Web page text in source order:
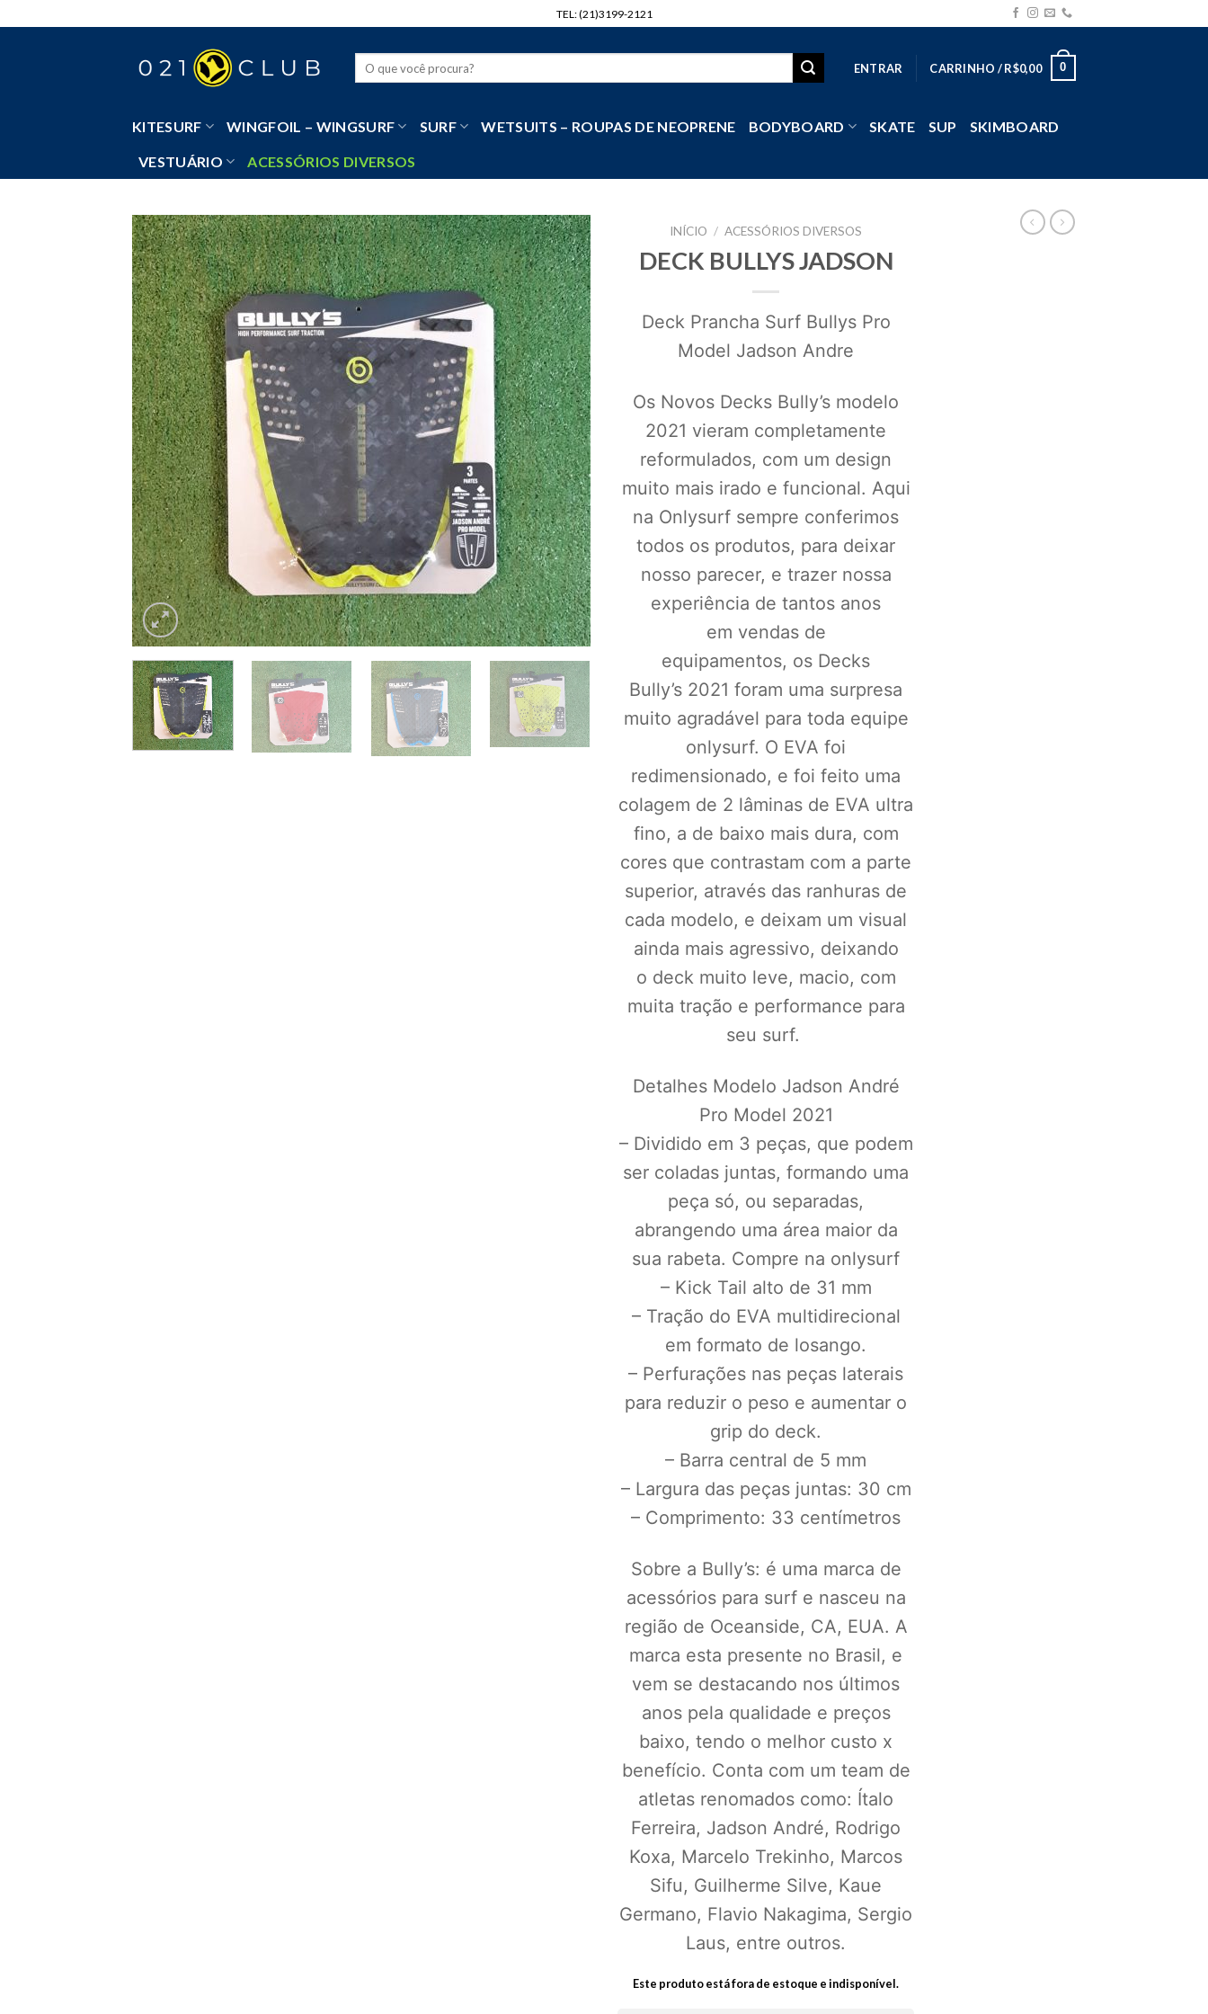
to
TEL: (21)3199-2121
ENTRAR CARRINHO /R$0,00 0
KITESURF WINGFOIL – WINGSURF SURF WETSUITS – ROUPAS DE NEOPRENE BODYBOARD SKATE SUP SKIMBOARD
VESTUÁRIO ACESSÓRIOS DIVERSOS
INÍCIO / ACESSÓRIOS DIVERSOS
DECK BULLYS JADSON
Deck Prancha Surf Bullys Pro
Model Jadson Andre
Os Novos Decks Bully’s modelo
2021 vieram completamente
reformulados, com um design
muito mais irado e funcional. Aqui
na Onlysurf sempre conferimos
todos os produtos, para deixar
nosso parecer, e trazer nossa
experiência de tantos anos
em vendas de
equipamentos, os Decks
Bully’s 2021 foram uma surpresa
muito agradável para toda equipe
onlysurf. O EVA foi
redimensionado, e foi feito uma
colagem de 2 lâminas de EVA ultra
fino, a de baixo mais dura, com
cores que contrastam com a parte
superior, através das ranhuras de
cada modelo, e deixam um visual
ainda mais agressivo, deixando
o deck muito leve, macio, com
muita tração e performance para
seu surf.
Detalhes Modelo Jadson André
Pro Model 2021
– Dividido em 3 peças, que podem
ser coladas juntas, formando uma
peça só, ou separadas,
abrangendo uma área maior da
sua rabeta. Compre na onlysurf
– Kick Tail alto de 31 mm
– Tração do EVA multidirecional
em formato de losango.
– Perfurações nas peças laterais
para reduzir o peso e aumentar o
grip do deck.
– Barra central de 5 mm
– Largura das peças juntas: 30 cm
– Comprimento: 33 centímetros
Sobre a Bully’s: é uma marca de
acessórios para surf e nasceu na
região de Oceanside, CA, EUA. A
marca esta presente no Brasil, e
vem se destacando nos últimos
anos pela qualidade e preços
baixo, tendo o melhor custo x
benefício. Conta com um team de
atletas renomados como: Ítalo
Ferreira, Jadson André, Rodrigo
Koxa, Marcelo Trekinho, Marcos
Sifu, Guilherme Silve, Kaue
Germano, Flavio Nakagima, Sergio
Laus, entre outros.
Este produto está fora de estoque e indisponível.